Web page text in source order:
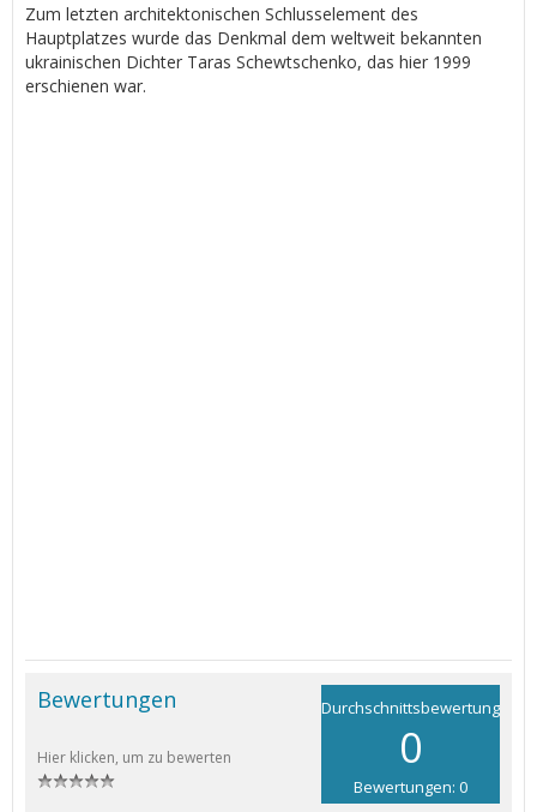
Zum letzten architektonischen Schlusselement des
Hauptplatzes wurde das Denkmal dem weltweit bekannten
ukrainischen Dichter Taras Schewtschenko, das hier 1999
erschienen war.
Durchschnittsbewertung
0
Bewertungen: 0
Bewertungen
Hier klicken, um zu bewerten